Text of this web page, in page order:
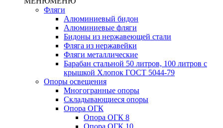
Фляги
Алюминиевый бидон
Алюминиевые фляги
Бидоны из нержавеющей стали
Фляга из нержавейки
Фляги металлические
Барабан стальной 50 литров, 100 литров с
крышкой Хлопок ГОСТ 5044-79
Опоры освещения
Многогранные опоры
Складывающиеся опоры
Опора ОГК
Опора ОГК 8
Опора ОГК 10